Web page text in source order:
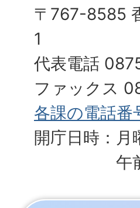
〒767-8585
1
代表電話
ファックス
各課の電話番
開庁日時：
午